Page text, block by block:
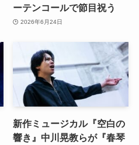
ーテンコールで節目祝う
2026年6月24日
新作ミュージカル『空白の
響き』中川晃教らが『春琴